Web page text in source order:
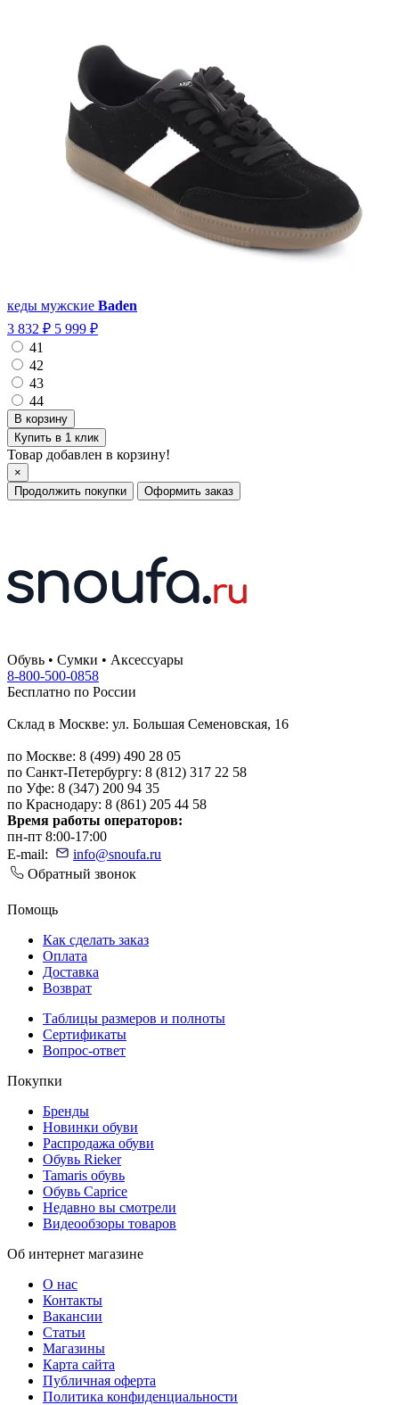
кеды мужские Baden
3 832 ₽ 5 999 ₽
41
42
43
44
Купить в 1 клик
Товар добавлен в корзину!
×
Продолжить покупки
Оформить заказ
Обувь • Сумки • Аксессуары
8-800-500-0858
Бесплатно по России
Склад в Москве: ул. Большая Семеновская, 16
по Москве: 8 (499) 490 28 05
по Санкт-Петербургу: 8 (812) 317 22 58
по Уфе: 8 (347) 200 94 35
по Краснодару: 8 (861) 205 44 58
Время работы операторов:
пн-пт 8:00-17:00
E-mail:
info@snoufa.ru
Обратный звонок
Помощь
Как сделать заказ
Оплата
Доставка
Возврат
Таблицы размеров и полноты
Сертификаты
Вопрос-ответ
Покупки
Бренды
Новинки обуви
Распродажа обуви
Обувь Rieker
Tamaris обувь
Обувь Caprice
Недавно вы смотрели
Видеообзоры товаров
Об интернет магазине
О нас
Контакты
Вакансии
Статьи
Магазины
Карта сайта
Публичная оферта
Политика конфиденциальности